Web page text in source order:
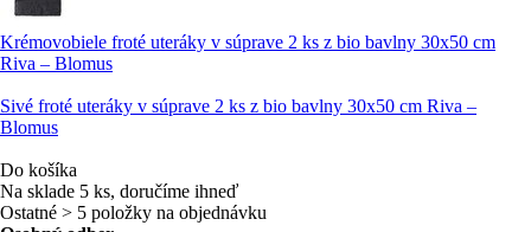
Krémovobiele froté uteráky v súprave 2 ks z bio bavlny 30x50 cm
Riva – Blomus
Sivé froté uteráky v súprave 2 ks z bio bavlny 30x50 cm Riva –
Blomus
Do košíka
Na sklade 5 ks, doručíme ihneď
Ostatné > 5 položky na objednávku